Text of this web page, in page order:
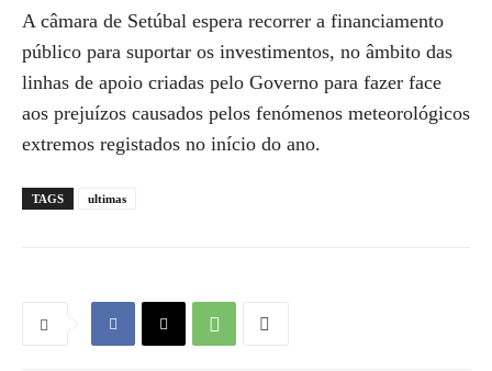
A câmara de Setúbal espera recorrer a financiamento
público para suportar os investimentos, no âmbito das
linhas de apoio criadas pelo Governo para fazer face
aos prejuízos causados pelos fenómenos meteorológicos
extremos registados no início do ano.
TAGS ultimas